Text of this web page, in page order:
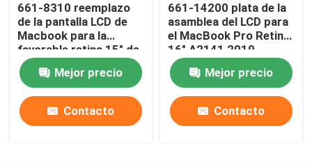
661-8310 reemplazo
de la pantalla LCD de
Macbook para la
favorable retina 15" de
Apple A1398 tarde
2013-2014Mejor precio
Contacto
661-14200 plata de la
asamblea del LCD para
el MacBook Pro Retina
16" A2141 2019
EMC3347
Mejor precio
Contacto